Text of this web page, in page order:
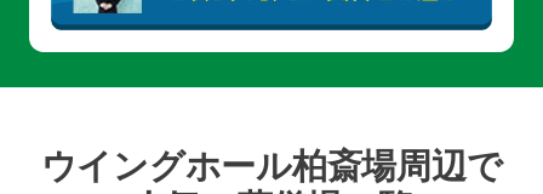
ウイングホール柏斎場周辺で